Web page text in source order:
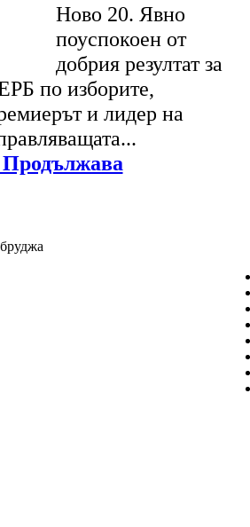
Ново 20. Явно
поуспокоен от
добрия резултат за
по изборите,
и лидер на